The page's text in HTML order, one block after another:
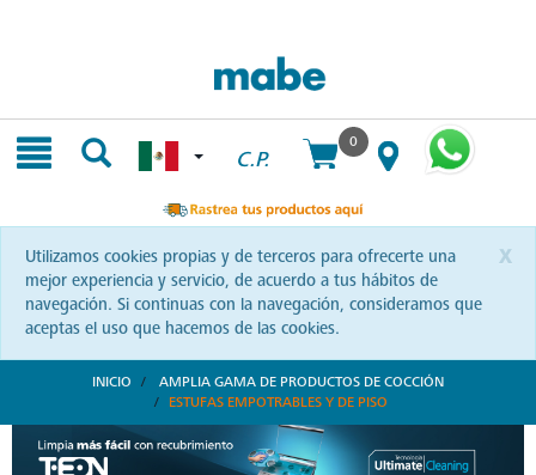
C.P.
0
x
Utilizamos cookies propias y de terceros para ofrecerte una
mejor experiencia y servicio, de acuerdo a tus hábitos de
navegación. Si continuas con la navegación, consideramos que
aceptas el uso que hacemos de las cookies.
INICIO
AMPLIA GAMA DE PRODUCTOS DE COCCIÓN
ESTUFAS EMPOTRABLES Y DE PISO